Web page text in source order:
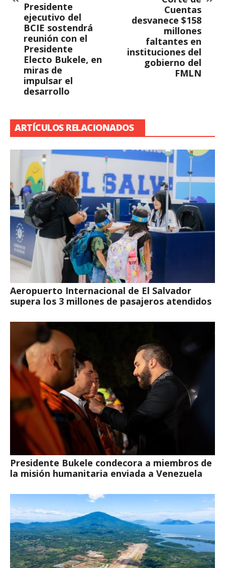
Presidente
ejecutivo del
BCIE sostendrá
reunión con el
Presidente
Electo Bukele, en
miras de
impulsar el
desarrollo
Cuentas
desvanece $158
millones
faltantes en
instituciones del
gobierno del
FMLN
ARTÍCULOS RELACIONADOS
Aeropuerto Internacional de El Salvador
supera los 3 millones de pasajeros atendidos
Presidente Bukele condecora a miembros de
la misión humanitaria enviada a Venezuela